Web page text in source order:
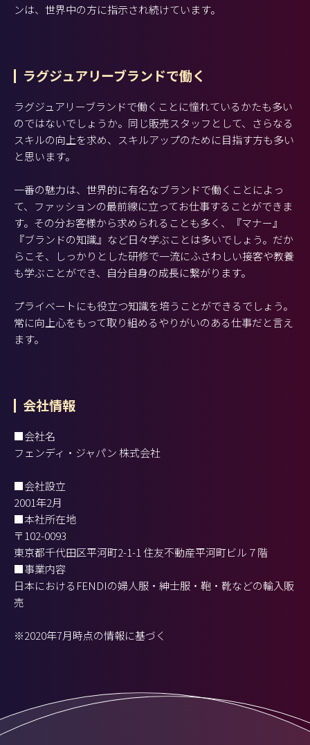
ンは、世界中の方に指示され続けています。
ラグジュアリーブランドで働く
ラグジュアリーブランドで働くことに憧れているかたも多い
のではないでしょうか。同じ販売スタッフとして、さらなる
スキルの向上を求め、スキルアップのために目指す方も多い
と思います。
一番の魅力は、世界的に有名なブランドで働くことによっ
て、ファッションの最前線に立ってお仕事することができま
す。その分お客様から求められることも多く、『マナー』
『ブランドの知識』など日々学ぶことは多いでしょう。だか
らこそ、しっかりとした研修で一流にふさわしい接客や教養
も学ぶことができ、自分自身の成長に繋がります。
プライベートにも役立つ知識を培うことができるでしょう。
常に向上心をもって取り組めるやりがいのある仕事だと言え
ます。
会社情報
■会社名
フェンディ・ジャパン 株式会社
■会社設立
2001年2月
■本社所在地
〒102-0093
東京都千代田区平河町2-1-1 住友不動産平河町ビル７階
■事業内容
日本におけるFENDIの婦人服・紳士服・鞄・靴などの輸入販
売
※2020年7月時点の情報に基づく